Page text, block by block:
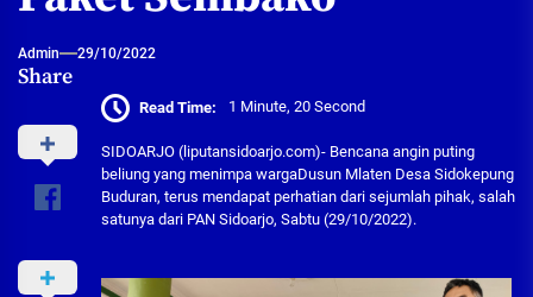
Admin 29/10/2022
Share
Read Time: 1 Minute, 20 Second
SIDOARJO (liputansidoarjo.com)- Bencana angin puting
beliung yang menimpa wargaDusun Mlaten Desa Sidokepung
Buduran, terus mendapat perhatian dari sejumlah pihak, salah
satunya dari PAN Sidoarjo, Sabtu (29/10/2022).